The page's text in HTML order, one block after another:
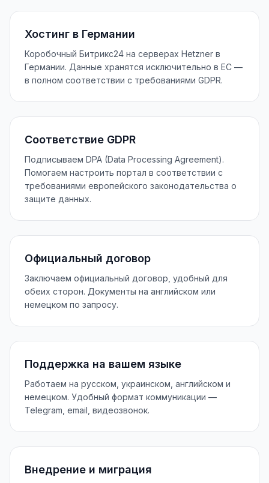
Хостинг в Германии
Коробочный Битрикс24 на серверах Hetzner в
Германии. Данные хранятся исключительно в ЕС —
в полном соответствии с требованиями GDPR.
Соответствие GDPR
Подписываем DPA (Data Processing Agreement).
Помогаем настроить портал в соответствии с
требованиями европейского законодательства о
защите данных.
Официальный договор
Заключаем официальный договор, удобный для
обеих сторон. Документы на английском или
немецком по запросу.
Поддержка на вашем языке
Работаем на русском, украинском, английском и
немецком. Удобный формат коммуникации —
Telegram, email, видеозвонок.
Внедрение и миграция